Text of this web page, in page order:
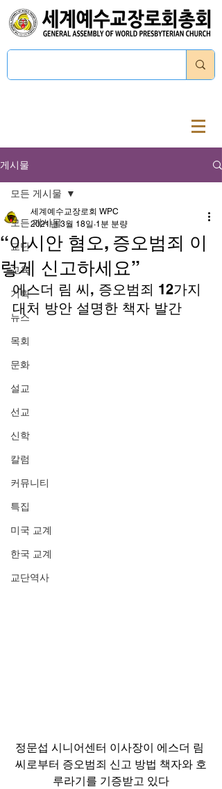
게시물
모든 게시물
교단
교육
기획
뉴스
목회
문화
설교
선교
신학
칼럼
커뮤니티
특집
미국 교계
한국 교계
교단역사
모든 게시물
“아시안 혐오, 증오범죄 이
렇게 신고하세요”
세계예수교장로회 WPC
2021년 3월 18일 1분 분량
에스더 림 씨, 증오범죄 12가지
대처 방안 설명한 책자 발간
정문섭 시니어센터 이사장이 에스더 림
씨로부터 증오범죄 신고 방법 책자와 호
루라기를 기증받고 있다